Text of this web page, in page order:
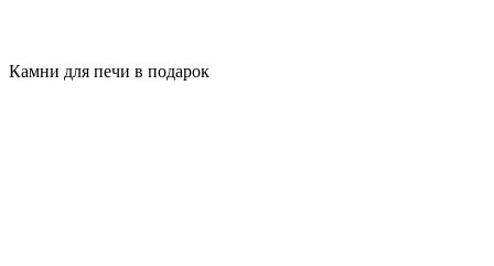
Камни для печи в подарок